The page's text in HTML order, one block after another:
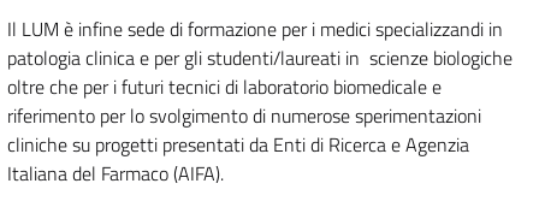
Il LUM è infine sede di formazione per i medici specializzandi in
patologia clinica e per gli studenti/laureati in scienze biologiche
oltre che per i futuri tecnici di laboratorio biomedicale e
riferimento per lo svolgimento di numerose sperimentazioni
cliniche su progetti presentati da Enti di Ricerca e Agenzia
Italiana del Farmaco (AIFA).